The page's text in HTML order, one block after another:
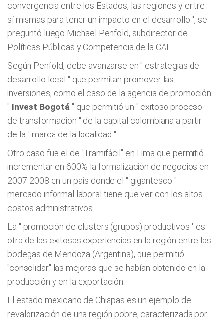
convergencia entre los Estados, las regiones y entre
sí mismas para tener un impacto en el desarrollo ", se
preguntó luego Michael Penfold, subdirector de
Políticas Públicas y Competencia de la CAF.
Según Penfold, debe avanzarse en " estrategias de
desarrollo local " que permitan promover las
inversiones, como el caso de la agencia de promoción
" Invest Bogotá " que permitió un " exitoso proceso
de transformación " de la capital colombiana a partir
de la " marca de la localidad ".
Otro caso fue el de "Tramifácil" en Lima que permitió
incrementar en 600% la formalización de negocios en
2007-2008 en un país donde el " gigantesco "
mercado informal laboral tiene que ver con los altos
costos administrativos.
La " promoción de clusters (grupos) productivos " es
otra de las exitosas experiencias en la región entre las
bodegas de Mendoza (Argentina), que permitió
"consolidar" las mejoras que se habían obtenido en la
producción y en la exportación.
El estado mexicano de Chiapas es un ejemplo de
revalorización de una región pobre, caracterizada por